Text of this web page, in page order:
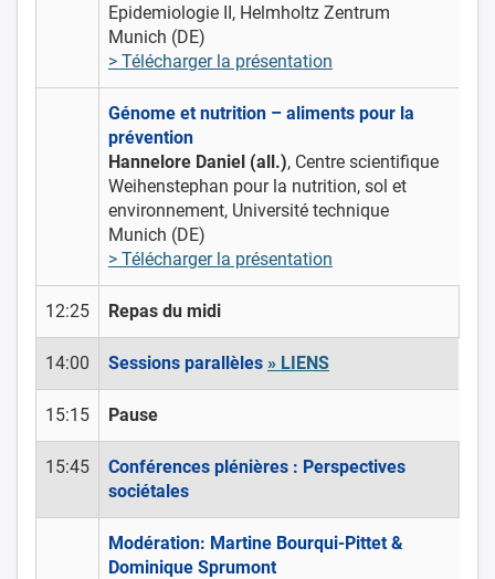
Epidemiologie II, Helmholtz Zentrum
Munich (DE)
> Télécharger la présentation
Génome et nutrition – aliments pour la
prévention
Hannelore Daniel (all.), Centre scientifique
Weihenstephan pour la nutrition, sol et
environnement, Université technique
Munich (DE)
> Télécharger la présentation
12:25 Repas du midi
14:00 Sessions parallèles » LIENS
15:15 Pause
15:45
Conférences plénières : Perspectives
sociétales
Modération: Martine Bourqui-Pittet &
Dominique Sprumont